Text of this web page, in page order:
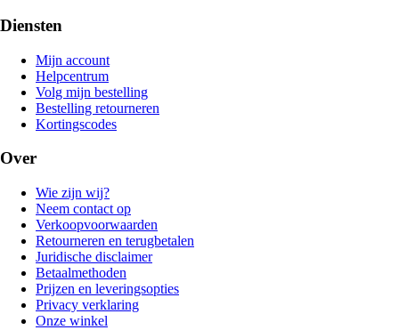
Diensten
Mijn account
Helpcentrum
Volg mijn bestelling
Bestelling retourneren
Kortingscodes
Over
Wie zijn wij?
Neem contact op
Verkoopvoorwaarden
Retourneren en terugbetalen
Juridische disclaimer
Betaalmethoden
Prijzen en leveringsopties
Privacy verklaring
Onze winkel